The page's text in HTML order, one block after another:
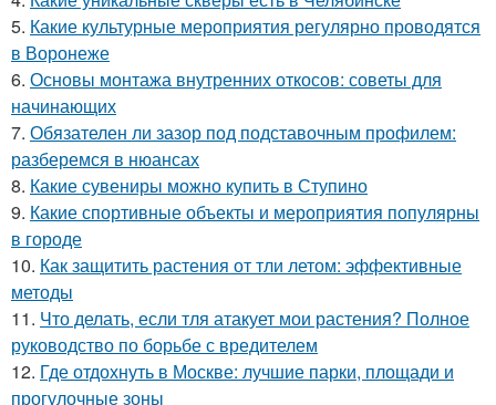
5. Какие культурные мероприятия регулярно проводятся
в Воронеже
6. Основы монтажа внутренних откосов: советы для
начинающих
7. Обязателен ли зазор под подставочным профилем:
разберемся в нюансах
8. Какие сувениры можно купить в Ступино
9. Какие спортивные объекты и мероприятия популярны
в городе
10. Как защитить растения от тли летом: эффективные
методы
11. Что делать, если тля атакует мои растения? Полное
руководство по борьбе с вредителем
12. Где отдохнуть в Москве: лучшие парки, площади и
прогулочные зоны